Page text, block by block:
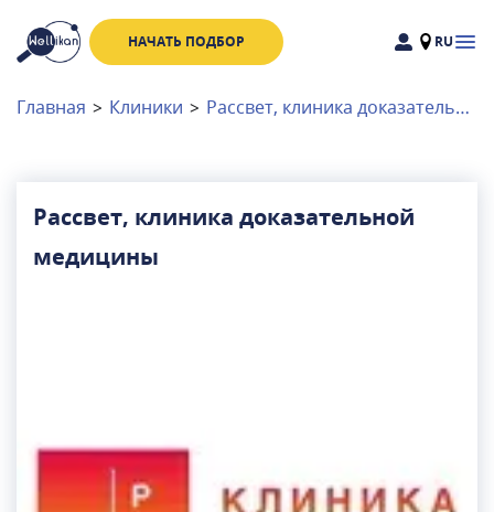
НАЧАТЬ ПОДБОР RU
Доктора
Клиники
Главная > Клиники > Рассвет, клиника доказательной медицины
Рассвет, клиника доказательной
медицины